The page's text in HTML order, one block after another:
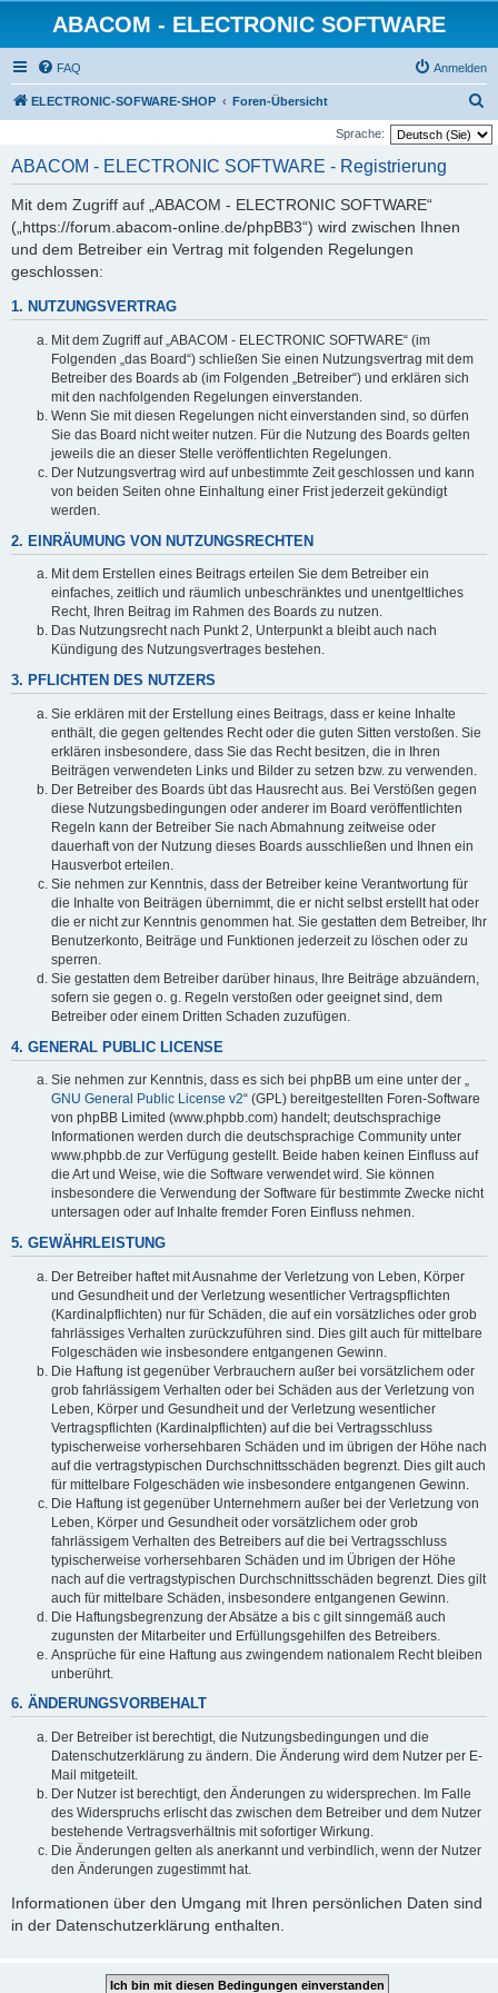
ABACOM - ELECTRONIC SOFTWARE
FAQ Anmelden
ELECTRONIC-SOFWARE-SHOP Foren-Übersicht
u
Sprache:
ABACOM - ELECTRONIC SOFTWARE - Registrierung
Mit dem Zugriff auf „ABACOM - ELECTRONIC SOFTWARE“
(„https://forum.abacom-online.de/phpBB3“) wird zwischen Ihnen
und dem Betreiber ein Vertrag mit folgenden Regelungen
geschlossen:
1. NUTZUNGSVERTRAG
Mit dem Zugriff auf „ABACOM - ELECTRONIC SOFTWARE“ (im
Folgenden „das Board“) schließen Sie einen Nutzungsvertrag mit dem
Betreiber des Boards ab (im Folgenden „Betreiber“) und erklären sich
mit den nachfolgenden Regelungen einverstanden.
Wenn Sie mit diesen Regelungen nicht einverstanden sind, so dürfen
Sie das Board nicht weiter nutzen. Für die Nutzung des Boards gelten
jeweils die an dieser Stelle veröffentlichten Regelungen.
Der Nutzungsvertrag wird auf unbestimmte Zeit geschlossen und kann
von beiden Seiten ohne Einhaltung einer Frist jederzeit gekündigt
werden.
2. EINRÄUMUNG VON NUTZUNGSRECHTEN
Mit dem Erstellen eines Beitrags erteilen Sie dem Betreiber ein
einfaches, zeitlich und räumlich unbeschränktes und unentgeltliches
Recht, Ihren Beitrag im Rahmen des Boards zu nutzen.
Das Nutzungsrecht nach Punkt 2, Unterpunkt a bleibt auch nach
Kündigung des Nutzungsvertrages bestehen.
3. PFLICHTEN DES NUTZERS
Sie erklären mit der Erstellung eines Beitrags, dass er keine Inhalte
enthält, die gegen geltendes Recht oder die guten Sitten verstoßen. Sie
erklären insbesondere, dass Sie das Recht besitzen, die in Ihren
Beiträgen verwendeten Links und Bilder zu setzen bzw. zu verwenden.
Der Betreiber des Boards übt das Hausrecht aus. Bei Verstößen gegen
diese Nutzungsbedingungen oder anderer im Board veröffentlichten
Regeln kann der Betreiber Sie nach Abmahnung zeitweise oder
dauerhaft von der Nutzung dieses Boards ausschließen und Ihnen ein
Hausverbot erteilen.
Sie nehmen zur Kenntnis, dass der Betreiber keine Verantwortung für
die Inhalte von Beiträgen übernimmt, die er nicht selbst erstellt hat oder
die er nicht zur Kenntnis genommen hat. Sie gestatten dem Betreiber, Ihr
Benutzerkonto, Beiträge und Funktionen jederzeit zu löschen oder zu
sperren.
Sie gestatten dem Betreiber darüber hinaus, Ihre Beiträge abzuändern,
sofern sie gegen o. g. Regeln verstoßen oder geeignet sind, dem
Betreiber oder einem Dritten Schaden zuzufügen.
4. GENERAL PUBLIC LICENSE
Sie nehmen zur Kenntnis, dass es sich bei phpBB um eine unter der „
GNU General Public License v2“ (GPL) bereitgestellten Foren-Software
von phpBB Limited (www.phpbb.com) handelt; deutschsprachige
Informationen werden durch die deutschsprachige Community unter
www.phpbb.de zur Verfügung gestellt. Beide haben keinen Einfluss auf
die Art und Weise, wie die Software verwendet wird. Sie können
insbesondere die Verwendung der Software für bestimmte Zwecke nicht
untersagen oder auf Inhalte fremder Foren Einfluss nehmen.
5. GEWÄHRLEISTUNG
Der Betreiber haftet mit Ausnahme der Verletzung von Leben, Körper
und Gesundheit und der Verletzung wesentlicher Vertragspflichten
(Kardinalpflichten) nur für Schäden, die auf ein vorsätzliches oder grob
fahrlässiges Verhalten zurückzuführen sind. Dies gilt auch für mittelbare
Folgeschäden wie insbesondere entgangenen Gewinn.
Die Haftung ist gegenüber Verbrauchern außer bei vorsätzlichem oder
grob fahrlässigem Verhalten oder bei Schäden aus der Verletzung von
Leben, Körper und Gesundheit und der Verletzung wesentlicher
Vertragspflichten (Kardinalpflichten) auf die bei Vertragsschluss
typischerweise vorhersehbaren Schäden und im übrigen der Höhe nach
auf die vertragstypischen Durchschnittsschäden begrenzt. Dies gilt auch
für mittelbare Folgeschäden wie insbesondere entgangenen Gewinn.
Die Haftung ist gegenüber Unternehmern außer bei der Verletzung von
Leben, Körper und Gesundheit oder vorsätzlichem oder grob
fahrlässigem Verhalten des Betreibers auf die bei Vertragsschluss
typischerweise vorhersehbaren Schäden und im Übrigen der Höhe
nach auf die vertragstypischen Durchschnittsschäden begrenzt. Dies gilt
auch für mittelbare Schäden, insbesondere entgangenen Gewinn.
Die Haftungsbegrenzung der Absätze a bis c gilt sinngemäß auch
zugunsten der Mitarbeiter und Erfüllungsgehilfen des Betreibers.
Ansprüche für eine Haftung aus zwingendem nationalem Recht bleiben
unberührt.
6. ÄNDERUNGSVORBEHALT
Der Betreiber ist berechtigt, die Nutzungsbedingungen und die
Datenschutzerklärung zu ändern. Die Änderung wird dem Nutzer per E-
Mail mitgeteilt.
Der Nutzer ist berechtigt, den Änderungen zu widersprechen. Im Falle
des Widerspruchs erlischt das zwischen dem Betreiber und dem Nutzer
bestehende Vertragsverhältnis mit sofortiger Wirkung.
Die Änderungen gelten als anerkannt und verbindlich, wenn der Nutzer
den Änderungen zugestimmt hat.
Informationen über den Umgang mit Ihren persönlichen Daten sind
in der Datenschutzerklärung enthalten.